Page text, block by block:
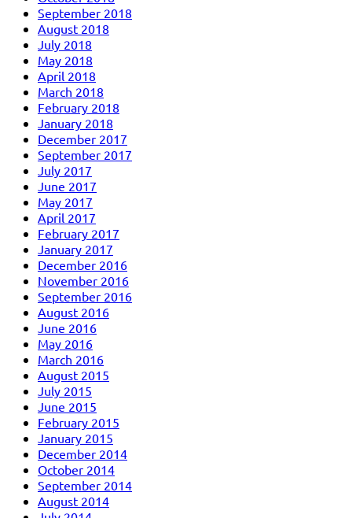
September 2018
August 2018
July 2018
May 2018
April 2018
March 2018
February 2018
January 2018
December 2017
September 2017
July 2017
June 2017
May 2017
April 2017
February 2017
January 2017
December 2016
November 2016
September 2016
August 2016
June 2016
May 2016
March 2016
August 2015
July 2015
June 2015
February 2015
January 2015
December 2014
October 2014
September 2014
August 2014